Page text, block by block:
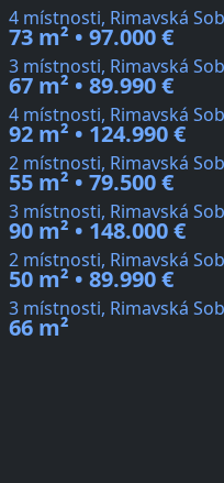
4 místnosti, Rimavská
73 m² • 97.000 €
3 místnosti, Rimavská
67 m² • 89.990 €
4 místnosti, Rimavská
92 m² • 124.990 €
2 místnosti, Rimavská
55 m² • 79.500 €
3 místnosti, Rimavská
90 m² • 148.000 €
2 místnosti, Rimavská
50 m² • 89.990 €
3 místnosti, Rimavská
66 m²